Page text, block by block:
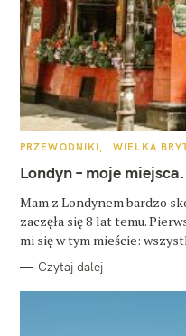
K
T
E
O
R
I
PRZEWODNIKI WIELKA
Londyn – moje
Mam z Londynem bardzo
zaczęła się 8 lat temu.
mi się w tym mieście:
Czytaj dalej